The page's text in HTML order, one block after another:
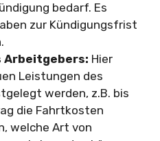
bedarf. Es
zur Kündigungsfrist
Arbeitgebers: Hier
Leistungen des
werden, z.B. bis
die Fahrtkosten
welche Art von